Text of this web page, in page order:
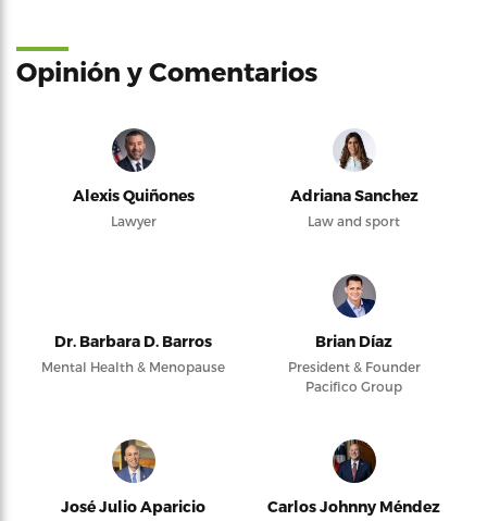
Opinión y Comentarios
Alexis Quiñones
Lawyer
Adriana Sanchez
Law and sport
Dr. Barbara D. Barros
Mental Health & Menopause
Brian Díaz
President & Founder
Pacifico Group
José Julio Aparicio
Carlos Johnny Méndez